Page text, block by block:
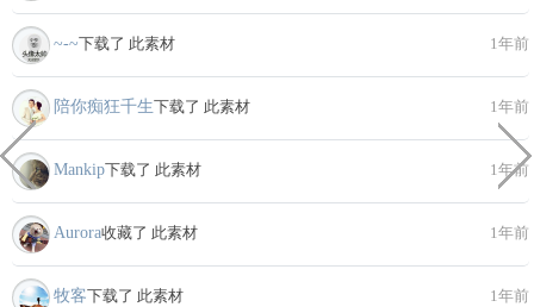
~-~下载了 此素材 1年前
陪你痴狂千生下载了 此素材 1年前
Mankip下载了 此素材 1年前
Aurora收藏了 此素材 1年前
牧客下载了 此素材 1年前